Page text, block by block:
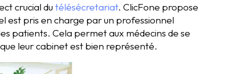
crucial dutélésécretariat. ClicFone propose
est pris en charge par un professionnel
patients. Cela permet aux médecins de se
leur cabinet est bien représenté.